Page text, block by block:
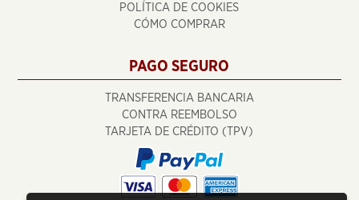
POLÍTICA DE COOKIES
CÓMO COMPRAR
PAGO SEGURO
TRANSFERENCIA BANCARIA
CONTRA REEMBOLSO
TARJETA DE CRÉDITO (TPV)